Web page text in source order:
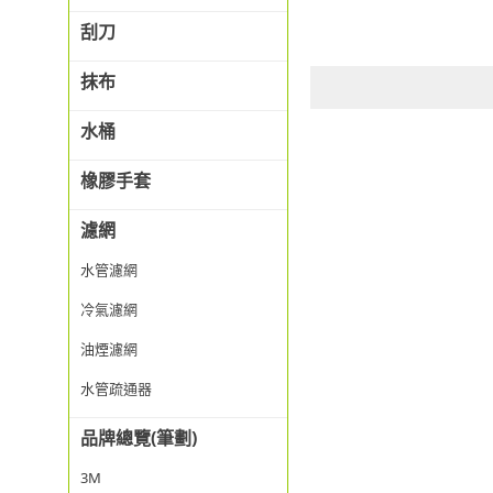
刮刀
抹布
水桶
橡膠手套
濾網
水管濾網
冷氣濾網
油煙濾網
水管疏通器
品牌總覽(筆劃)
3M